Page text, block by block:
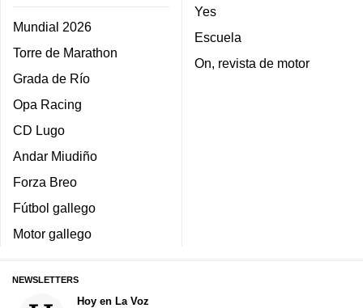
Mundial 2026
Torre de Marathon
Grada de Río
Opa Racing
CD Lugo
Andar Miudiño
Forza Breo
Fútbol gallego
Motor gallego
Yes
Escuela
On, revista de motor
NEWSLETTERS
Hoy en La Voz